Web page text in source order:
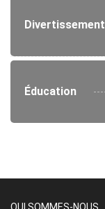
Divertissement
Éducation